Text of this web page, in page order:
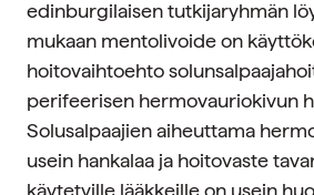
edinburgilaisen tutkijaryhmän
mukaan mentolivoide on
hoitovaihtoehto
perifeerisen hermovauriokivun
Solusalpaajien aiheuttama
usein hankalaa ja hoitovaste
käytetyille lääkkeille on usein